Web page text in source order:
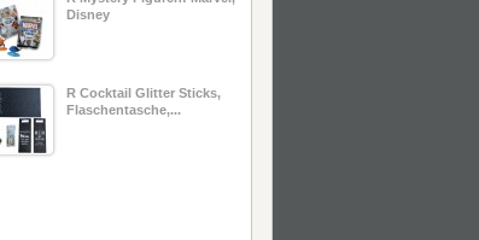
Disney
R Cocktail Glitter Sticks,
Flaschentasche,...